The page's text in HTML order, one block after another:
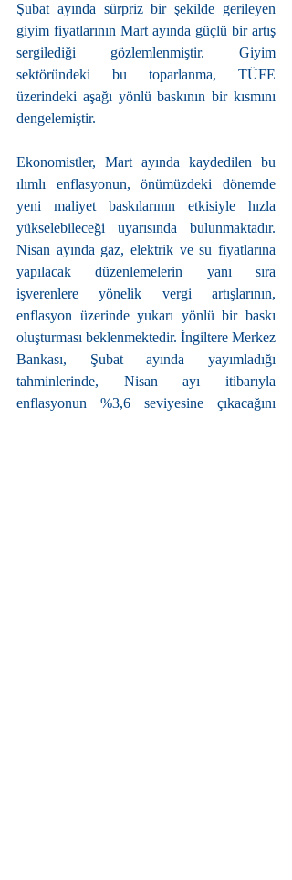
Şubat ayında sürpriz bir şekilde gerileyen
giyim fiyatlarının Mart ayında güçlü bir artış
sergilediği gözlemlenmiştir. Giyim
sektöründeki bu toparlanma, TÜFE
üzerindeki aşağı yönlü baskının bir kısmını
dengelemiştir.
Ekonomistler, Mart ayında kaydedilen bu
ılımlı enflasyonun, önümüzdeki dönemde
yeni maliyet baskılarının etkisiyle hızla
yükselebileceği uyarısında bulunmaktadır.
Nisan ayında gaz, elektrik ve su fiyatlarına
yapılacak düzenlemelerin yanı sıra
işverenlere yönelik vergi artışlarının,
enflasyon üzerinde yukarı yönlü bir baskı
oluşturması beklenmektedir. İngiltere Merkez
Bankası, Şubat ayında yayımladığı
tahminlerinde, Nisan ayı itibarıyla
enflasyonun %3,6 seviyesine çıkacağını